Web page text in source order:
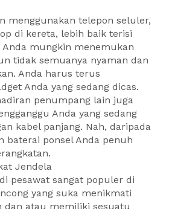
menggunakan telepon seluler,
di kereta, lebih baik terisi
Anda mungkin menemukan
tidak semuanya nyaman dan
Anda harus terus
Anda yang sedang dicas.
penumpang lain juga
Anda yang sedang
kabel panjang. Nah, daripada
baterai ponsel Anda penuh
Jendela
pesawat sangat populer di
yang suka menikmati
dan atau memiliki sesuatu